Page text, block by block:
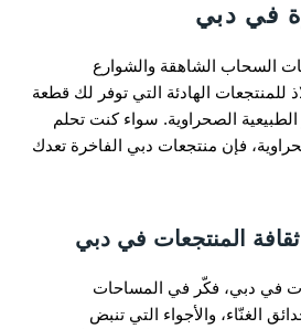
في دبي
السحاب الشاهقة والشوارع
للمنتجعات الهادئة التي توفر لك قطعة
الصحراوية. سواء كنت تحلم
فإن منتجعات دبي الفاخرة تعدك
المنتجعات في دبي
في دبي، فكّر في المساحات
الغنّاء، والأجواء التي تنبض